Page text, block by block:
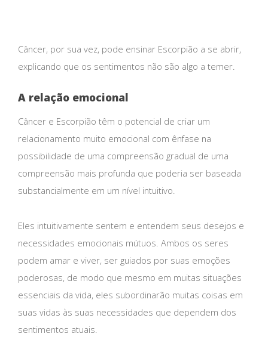
Câncer, por sua vez, pode ensinar Escorpião a se abrir,
explicando que os sentimentos não são algo a temer.
A relação emocional
Câncer e Escorpião têm o potencial de criar um
relacionamento muito emocional com ênfase na
possibilidade de uma compreensão gradual de uma
compreensão mais profunda que poderia ser baseada
substancialmente em um nível intuitivo.
Eles intuitivamente sentem e entendem seus desejos e
necessidades emocionais mútuos. Ambos os seres
podem amar e viver, ser guiados por suas emoções
poderosas, de modo que mesmo em muitas situações
essenciais da vida, eles subordinarão muitas coisas em
suas vidas às suas necessidades que dependem dos
sentimentos atuais.